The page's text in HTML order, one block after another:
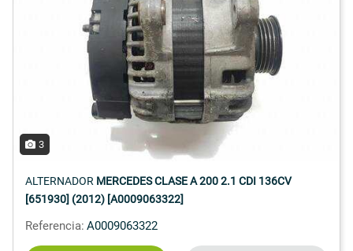
3
ALTERNADOR MERCEDES CLASE A 200 2.1 CDI 136CV
[651930] (2012) [A0009063322]
Referencia: A0009063322